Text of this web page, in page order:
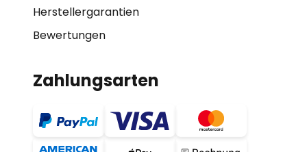
Herstellergarantien
Bewertungen
Zahlungsarten